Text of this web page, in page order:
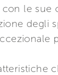
le
degli